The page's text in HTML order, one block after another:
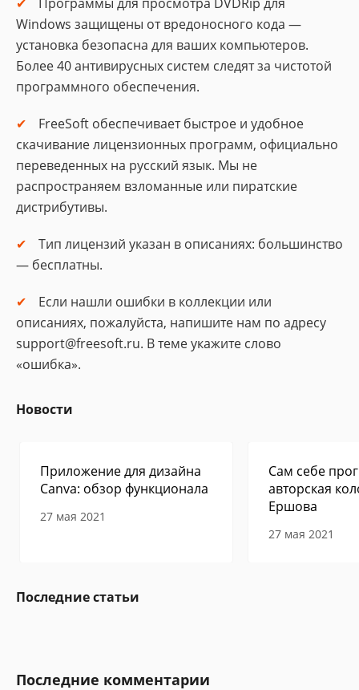
Windows защищены от вредоносного кода —
установка безопасна для ваших компьютеров.
Более 40 антивирусных систем следят за чистотой
программного обеспечения.
FreeSoft обеспечивает быстрое и удобное
скачивание лицензионных программ, официально
переведенных на русский язык. Мы не
распространяем взломанные или пиратские
дистрибутивы.
Тип лицензий указан в описаниях: большинство
— бесплатны.
Если нашли ошибки в коллекции или
описаниях, пожалуйста, напишите нам по адресу
support@freesoft.ru. В теме укажите слово
«ошибка».
Новости
Приложение для дизайна
Canva: обзор функционала
27 мая 2021
Сам себе
авторская
Ершова
27 мая 2021
Последние статьи
Последние комментарии